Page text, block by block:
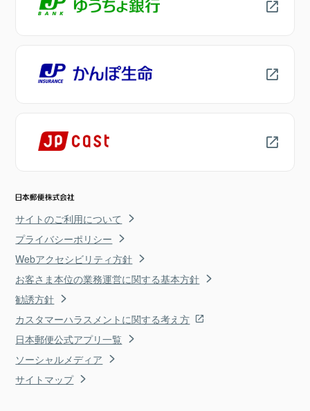
サイトのご利用について
プライバシーポリシー
Webアクセシビリティ方針
お客さま本位の業務運営に関する基本方針
勧誘方針
カスタマーハラスメントに関する考え方
日本郵便公式アプリ一覧
ソーシャルメディア
サイトマップ